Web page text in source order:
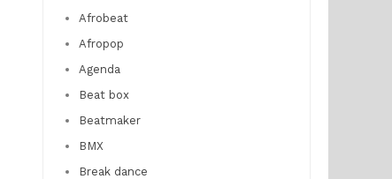
Afrobeat
Afropop
Agenda
Beat box
Beatmaker
BMX
Break dance